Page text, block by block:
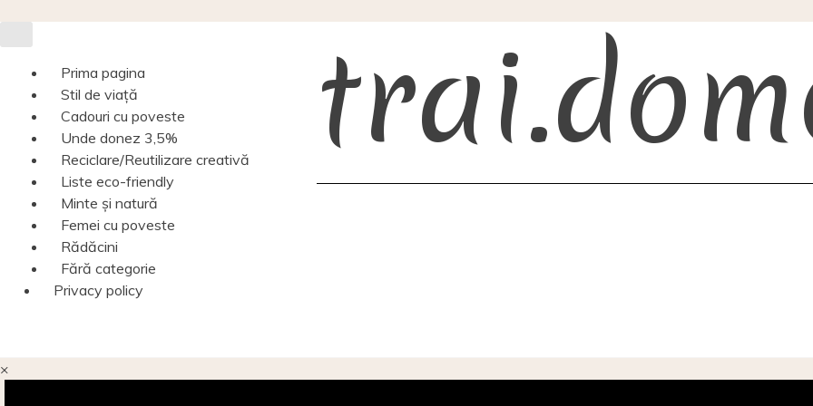
Prima pagina
Stil de viață
Cadouri cu poveste
Unde donez 3,5%
Reciclare/Reutilizare creativă
Liste eco-friendly
Minte și natură
Femei cu poveste
Rădăcini
Fără categorie
Privacy policy
×